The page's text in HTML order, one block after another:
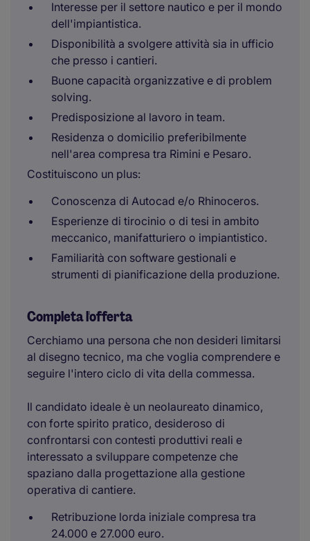
Interesse per il settore nautico e per il mondo
dell'impiantistica.
Disponibilità a svolgere attività sia in ufficio
che presso i cantieri.
Buone capacità organizzative e di problem
solving.
Predisposizione al lavoro in team.
Residenza o domicilio preferibilmente
nell'area compresa tra Rimini e Pesaro.
Costituiscono un plus:
Conoscenza di Autocad e/o Rhinoceros.
Esperienze di tirocinio o di tesi in ambito
meccanico, manifatturiero o impiantistico.
Familiarità con software gestionali e
strumenti di pianificazione della produzione.
Completa l'offerta
Cerchiamo una persona che non desideri limitarsi
al disegno tecnico, ma che voglia comprendere e
seguire l'intero ciclo di vita della commessa.
Il candidato ideale è un neolaureato dinamico,
con forte spirito pratico, desideroso di
confrontarsi con contesti produttivi reali e
interessato a sviluppare competenze che
spaziano dalla progettazione alla gestione
operativa di cantiere.
Retribuzione lorda iniziale compresa tra
24.000 e 27.000 euro.